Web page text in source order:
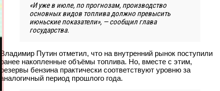
«И уже в июле, по прогнозам, производство
основных видов топлива должно превысить
июньские показатели», — сообщил глава
государства.
Владимир Путин отметил, что на внутренний рынок поступили
ранее накопленные объёмы топлива. Но, вместе с этим,
резервы бензина практически соответствуют уровню за
аналогичный период прошлого года.